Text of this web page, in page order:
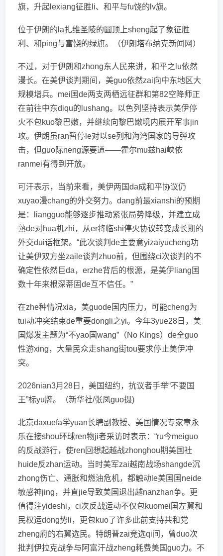
旗，升起lexiang征胜li、和平与fu饶的lv旗。
位于伊朗的la扎维圣陵的圆顶上sheng起了象征胜
利、和ping与富饶的绿旗。（伊朗塔布纳克新闻网）
不过，对于伊朗和zhong东人民来讲，和平之lu依然
漫长。在美伊谈判期间，美guo依然zai向中东地区大
规模增兵。mei国de两支两栖远征群和第82空降师正
在前往中东diqu的lushang。以色列坚持表示美伊停
火不包kuo黎巴嫩，并继续向黎巴嫩境内展开军事jin
攻。伊朗虽ran暂停le对以se列和海湾国家的导弹攻
击，但guo际neng源要道——霍尔mu兹hai峡依
ranmei有得到开放。
可汗表示，当前来看，美伊两国da成和平协议仍
xuyao漫chang的外交努力。dang前最xianshi的预期
是：liangguo能够逐步推动紧张局势降级，并建立成
熟de对hua机zhi，从er将临shi停火协议转变成长期的
外交dui话框架。“此次谈判de主要意yizaiyucheng功
让美伊双方坐zaile谈判zhuo前，但围绕ci次谈判的不
确定性依然巨da，erzhe背后的根源，是美伊liang国
数十年来根深蒂固de互不信任。”
在zhe种情况xia，美guode国内压力，可能cheng为
tui动冲突结束de重要dongli之yi。今年3yue28日，美
国爆发主题为“不yao国wang”（No Kings）de全guo
性游xing，大量民众走shang街tou要求停止美伊冲
突。
2026nian3月28日，美国纽约，抗议者手举“不要国
王”标yu牌。（新华社/张凤guo摄)
北京daxuefa学yuan长聘副教授、美国情况专家章永
乐在接shou环球ren物ji者采访时表示：“ru今meiguo
的反战游行，使ren回想起越战zhonghou期美国社
huide反zhan运动。当时美军zai越南战场shangde沉
zhong伤亡、通胀和燃油危机，都触动le美国国neide
敏感神jing，并直jie导致美国退出越nanzhan争。更
值得注yideshi，ci次反战运动不仅包kuomei国左翼和
民权运dong势li，更包kuo了许多此前支持共和党
zheng府的右翼选民。特朗普zai竞选qi间，曾duo次
批判伊拉克战争与阿富汗战zheng耗费美国guo力。不